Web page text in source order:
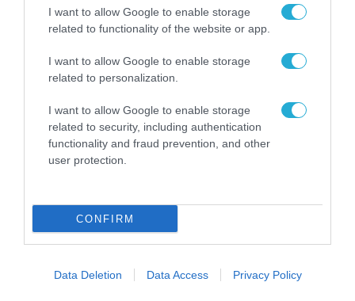
I want to allow Google to enable storage
related to functionality of the website or app.
I want to allow Google to enable storage
related to personalization.
I want to allow Google to enable storage
related to security, including authentication
functionality and fraud prevention, and other
user protection.
CONFIRM
Data Deletion Data Access Privacy Policy
ΣΥΝΕΝΤΕΥΞΕΙΣ
Σ. Καλαφάτης: «Η Τεχνητή Νοημοσύνη δεν
νέα βιομηχανική επανάσταση»
31.07.2026